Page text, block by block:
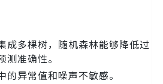
成多棵树，随机森林能够降低过
准确性。
的异常值和噪声不敏感。